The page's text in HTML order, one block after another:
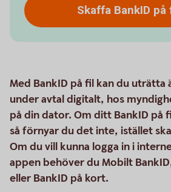
Skaffa BankID på
Med BankID på fil kan du uträtta
under avtal digitalt, hos
på din dator. Om ditt BankID på
så förnyar du det inte, istället
Om du vill kunna logga in i
appen behöver du Mobilt
eller BankID på kort.